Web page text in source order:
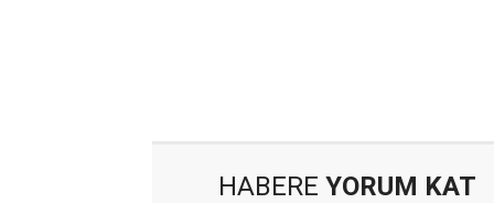
HABERE YORUM KAT